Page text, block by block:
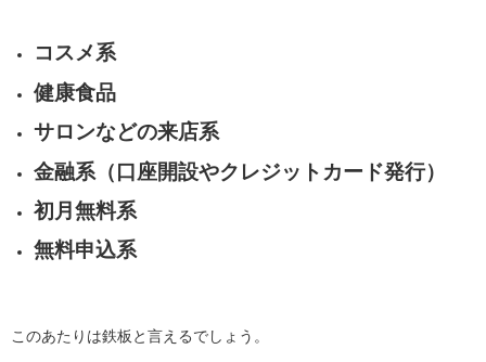
コスメ系
健康食品
サロンなどの来店系
金融系（口座開設やクレジットカード発行）
初月無料系
無料申込系
このあたりは鉄板と言えるでしょう。